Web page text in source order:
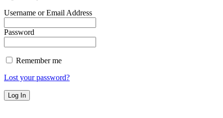
Username or Email Address
Password
Remember me
Lost your password?